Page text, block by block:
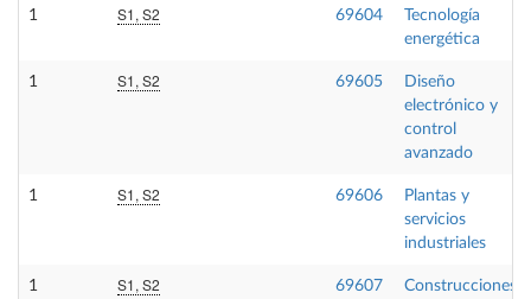
1 S1, S2 69604
Tecnología
energética
1 S1, S2 69605
Diseño
electrónico y
control
avanzado
1 S1, S2 69606
Plantas y
servicios
industriales
1 S1, S2 69607
Construcciones